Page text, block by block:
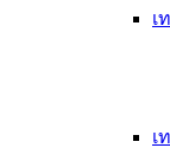
เ
เ